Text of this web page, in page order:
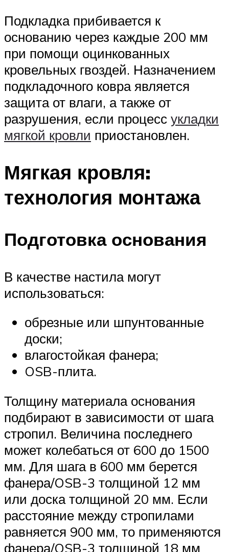
Подкладка прибивается к
основанию через каждые 200 мм
при помощи оцинкованных
кровельных гвоздей. Назначением
подкладочного ковра является
защита от влаги, а также от
разрушения, если процесс укладки
мягкой кровли приостановлен.
Мягкая кровля:
технология монтажа
Подготовка основания
В качестве настила могут
использоваться:
обрезные или шпунтованные
доски;
влагостойкая фанера;
OSB-плита.
Толщину материала основания
подбирают в зависимости от шага
стропил. Величина последнего
может колебаться от 600 до 1500
мм. Для шага в 600 мм берется
фанера/OSB-3 толщиной 12 мм
или доска толщиной 20 мм. Если
расстояние между стропилами
равняется 900 мм, то применяются
фанера/OSB-3 толщиной 18 мм